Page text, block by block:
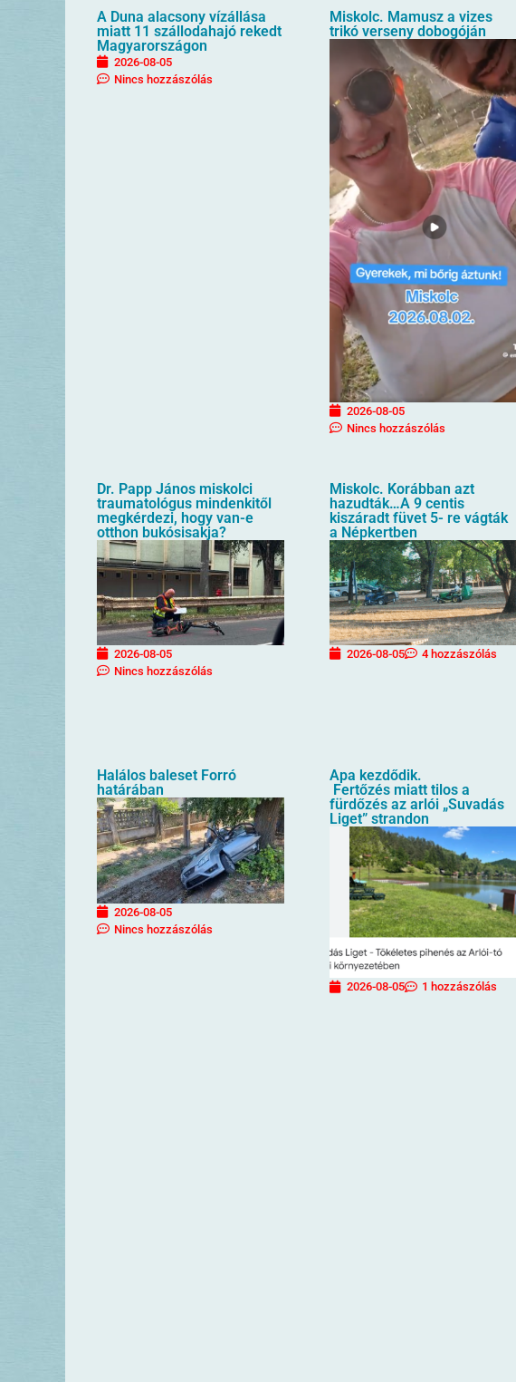
A Duna alacsony vízállása
miatt 11 szállodahajó rekedt
Magyarországon
2026-08-05
Nincs hozzászólás
Miskolc. Mamusz a vizes
trikó verseny dobogóján
2026-08-05
Nincs hozzászólás
Dr. Papp János miskolci
traumatológus mindenkitől
megkérdezi, hogy van-e
otthon bukósisakja?
2026-08-05
Nincs hozzászólás
Miskolc. Korábban azt
hazudták…A 9 centis
kiszáradt füvet 5- re vágták
a Népkertben
2026-08-05 4 hozzászólás
Halálos baleset Forró
határában
2026-08-05
Nincs hozzászólás
Apa kezdődik.
Fertőzés miatt tilos a
fürdőzés az arlói „Suvadás
Liget” strandon
2026-08-05 1 hozzászólás